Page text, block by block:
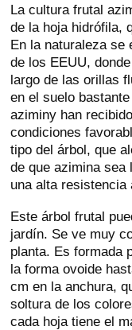
La cultura frutal
de la hoja hidrófila,
En la naturaleza se
de los EEUU,
largo de las orillas
en el suelo
aziminy han
condiciones
tipo del árbol, que
de que azimina sea
una alta resistencia
Este árbol frutal
jardín. Se ve muy
planta. Es formada
la forma ovoide
cm en la anchura,
soltura de los
cada hoja tiene el